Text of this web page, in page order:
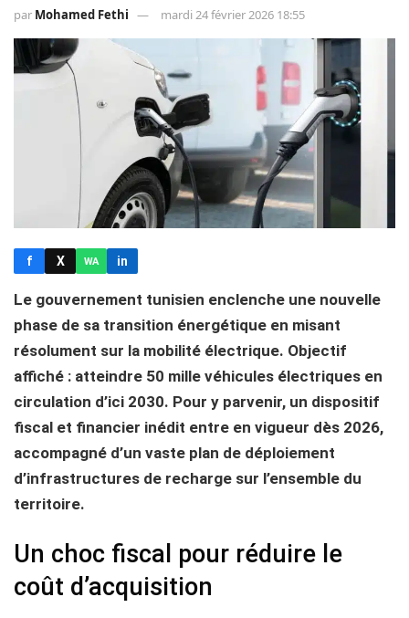
par Mohamed Fethi mardi 24 février 2026 18:55
f X WA in
Le gouvernement tunisien enclenche une nouvelle
phase de sa transition énergétique en misant
résolument sur la mobilité électrique. Objectif
affiché : atteindre 50 mille véhicules électriques en
circulation d’ici 2030. Pour y parvenir, un dispositif
fiscal et financier inédit entre en vigueur dès 2026,
accompagné d’un vaste plan de déploiement
d’infrastructures de recharge sur l’ensemble du
territoire.
Un choc fiscal pour réduire le
coût d’acquisition